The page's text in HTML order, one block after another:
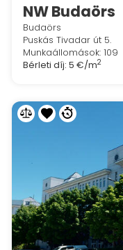
NW Budaörs
Budaörs
Puskás Tivadar út 5.
Munkaállomások: 109
Bérleti díj: 5 €/m2